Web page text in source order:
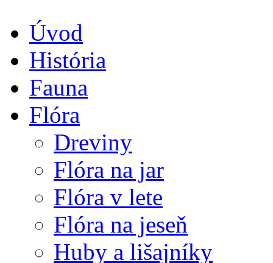
Úvod
História
Fauna
Flóra
Dreviny
Flóra na jar
Flóra v lete
Flóra na jeseň
Huby a lišajníky